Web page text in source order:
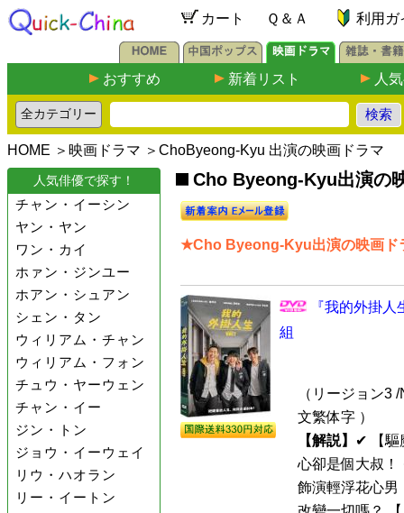
カート Ｑ＆Ａ 利用ガ
おすすめ 新着リスト 人
HOME ＞ 映画ドラマ ＞ChoByeong-Kyu 出演の映画ドラマ
人気俳優で探す！
チャン・イーシン
ヤン・ヤン
ワン・カイ
ホァン・ジンユー
ホアン・シュアン
シェン・タン
ウィリアム・チャン
ウィリアム・フォン
チュウ・ヤーウェン
チャン・イー
ジン・トン
ジョウ・イーウェイ
リウ・ハオラン
リー・イートン
Cho Byeong-Kyu出演の
★Cho Byeong-Kyu出演の映画ド
『我的外掛
組
（リージョン3
文繁体字 ）
【解説】
✔︎ 【驅
心卻是個大叔
飾演輕浮花心